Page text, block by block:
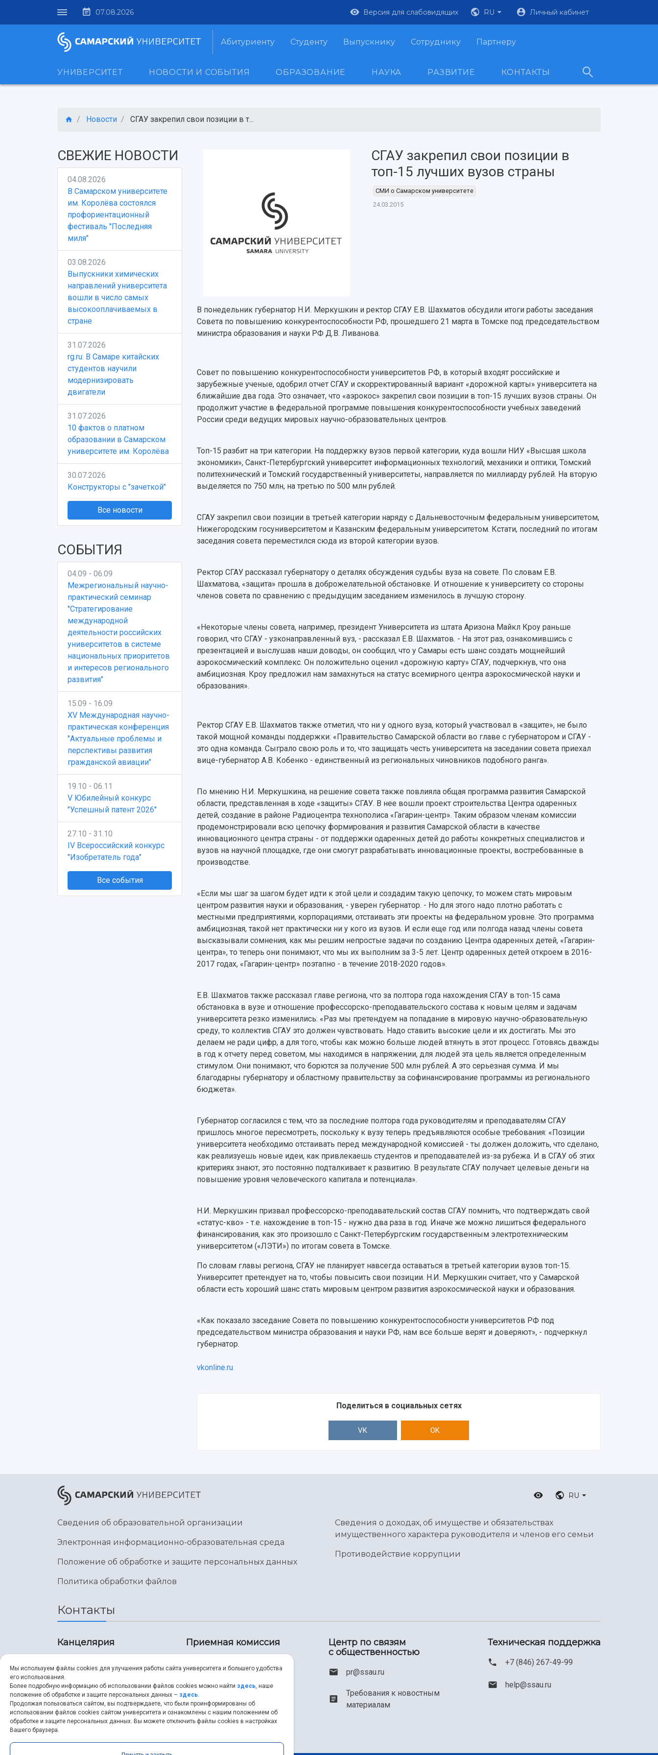
07.08.2026 Версия для слабовидящих RU Личный кабинет
Абитуриенту Студенту Выпускнику Сотруднику Партнеру
УНИВЕРСИТЕТ НОВОСТИ И СОБЫТИЯ ОБРАЗОВАНИЕ НАУКА РАЗВИТИЕ КОНТАКТЫ
Новости СГАУ закрепил свои позиции в т...
СВЕЖИЕ НОВОСТИ
04.08.2026
В Самарском университете
им. Королёва состоялся
профориентационный
фестиваль "Последняя
миля"
03.08.2026
Выпускники химических
направлений университета
вошли в число самых
высокооплачиваемых в
стране
31.07.2026
rg.ru: В Самаре китайских
студентов научили
модернизировать
двигатели
31.07.2026
10 фактов о платном
образовании в Самарском
университете им. Королёва
30.07.2026
Конструкторы с "зачеткой"
Все новости
СОБЫТИЯ
04.09 - 06.09
Межрегиональный научно-
практический семинар
"Стратегирование
международной
деятельности российских
университетов в системе
национальных приоритетов
и интересов регионального
развития"
15.09 - 16.09
XV Международная научно-
практическая конференция
"Актуальные проблемы и
перспективы развития
гражданской авиации"
19.10 - 06.11
V Юбилейный конкурс
"Успешный патент 2026"
27.10 - 31.10
IV Всероссийский конкурс
"Изобретатель года"
Все события
СГАУ закрепил свои позиции в
топ-15 лучших вузов страны
СМИ о Самарском университете
24.03.2015
В понедельник губернатор Н.И. Меркушкин и ректор СГАУ Е.В. Шахматов обсудили итоги работы заседания
Совета по повышению конкурентоспособности РФ, прошедшего 21 марта в Томске под председательством
министра образования и науки РФ Д.В. Ливанова.
Совет по повышению конкурентоспособности университетов РФ, в который входят российские и
зарубежные ученые, одобрил отчет СГАУ и скорректированный вариант «дорожной карты» университета на
ближайшие два года. Это означает, что «аэрокос» закрепил свои позиции в топ-15 лучших вузов страны. Он
продолжит участие в федеральной программе повышения конкурентоспособности учебных заведений
России среди ведущих мировых научно-образовательных центров.
Топ-15 разбит на три категории. На поддержку вузов первой категории, куда вошли НИУ «Высшая школа
экономики», Санкт-Петербургский университет информационных технологий, механики и оптики, Томский
политехнический и Томский государственный университеты, направляется по миллиарду рублей. На вторую
выделяется по 750 млн, на третью по 500 млн рублей.
СГАУ закрепил свои позиции в третьей категории наряду с Дальневосточным федеральным университетом,
Нижегородским госуниверситетом и Казанским федеральным университетом. Кстати, последний по итогам
заседания совета переместился сюда из второй категории вузов.
Ректор СГАУ рассказал губернатору о деталях обсуждения судьбы вуза на совете. По словам Е.В.
Шахматова, «защита» прошла в доброжелательной обстановке. И отношение к университету со стороны
членов совета по сравнению с предыдущим заседанием изменилось в лучшую сторону.
«Некоторые члены совета, например, президент Университета из штата Аризона Майкл Кроу раньше
говорил, что СГАУ - узконаправленный вуз, - рассказал Е.В. Шахматов. - На этот раз, ознакомившись с
презентацией и выслушав наши доводы, он сообщил, что у Самары есть шанс создать мощнейший
аэрокосмический комплекс. Он положительно оценил «дорожную карту» СГАУ, подчеркнув, что она
амбициозная. Кроу предложил нам замахнуться на статус всемирного центра аэрокосмической науки и
образования».
Ректор СГАУ Е.В. Шахматов также отметил, что ни у одного вуза, который участвовал в «защите», не было
такой мощной команды поддержки: «Правительство Самарской области во главе с губернатором и СГАУ -
это одна команда. Сыграло свою роль и то, что защищать честь университета на заседании совета приехал
вице-губернатор А.В. Кобенко - единственный из региональных чиновников подобного ранга».
По мнению Н.И. Меркушкина, на решение совета также повлияла общая программа развития Самарской
области, представленная в ходе «защиты» СГАУ. В нее вошли проект строительства Центра одаренных
детей, создание в районе Радиоцентра технополиса «Гагарин-центр». Таким образом членам комиссии
продемонстрировали всю цепочку формирования и развития Самарской области в качестве
инновационного центра страны - от поддержки одаренных детей до работы конкретных специалистов и
вузов на научной площадке, где они смогут разрабатывать инновационные проекты, востребованные в
производстве.
«Если мы шаг за шагом будет идти к этой цели и создадим такую цепочку, то можем стать мировым
центром развития науки и образования, - уверен губернатор. - Но для этого надо плотно работать с
местными предприятиями, корпорациями, отстаивать эти проекты на федеральном уровне. Это программа
амбициозная, такой нет практически ни у кого из вузов. И если еще год или полгода назад члены совета
высказывали сомнения, как мы решим непростые задачи по созданию Центра одаренных детей, «Гагарин-
центра», то теперь они понимают, что мы их выполним за 3-5 лет. Центр одаренных детей откроем в 2016-
2017 годах, «Гагарин-центр» поэтапно - в течение 2018-2020 годов».
Е.В. Шахматов также рассказал главе региона, что за полтора года нахождения СГАУ в топ-15 сама
обстановка в вузе и отношение профессорско-преподавательского состава к новым целям и задачам
университета резко изменились: «Раз мы претендуем на попадание в мировую научно-образовательную
среду, то коллектив СГАУ это должен чувствовать. Надо ставить высокие цели и их достигать. Мы это
делаем не ради цифр, а для того, чтобы как можно больше людей втянуть в этот процесс. Готовясь дважды
в год к отчету перед советом, мы находимся в напряжении, для людей эта цель является определенным
стимулом. Они понимают, что борются за получение 500 млн рублей. А это серьезная сумма. И мы
благодарны губернатору и областному правительству за софинансирование программы из регионального
бюджета».
Губернатор согласился с тем, что за последние полтора года руководителям и преподавателям СГАУ
пришлось многое пересмотреть, поскольку к вузу теперь предъявляются особые требования: «Позиции
университета необходимо отстаивать перед международной комиссией - ты должен доложить, что сделано,
как реализуешь новые идеи, как привлекаешь студентов и преподавателей из-за рубежа. И в СГАУ об этих
критериях знают, это постоянно подталкивает к развитию. В результате СГАУ получает целевые деньги на
повышение уровня человеческого капитала и потенциала».
Н.И. Меркушкин призвал профессорско-преподавательский состав СГАУ помнить, что подтверждать свой
«статус-кво» - т.е. нахождение в топ-15 - нужно два раза в год. Иначе же можно лишиться федерального
финансирования, как это произошло с Санкт-Петербургским государственным электротехническим
университетом («ЛЭТИ») по итогам совета в Томске.
По словам главы региона, СГАУ не планирует навсегда оставаться в третьей категории вузов топ-15.
Университет претендует на то, чтобы повысить свои позиции. Н.И. Меркушкин считает, что у Самарской
области есть хороший шанс стать мировым центром развития аэрокосмической науки и образования.
«Как показало заседание Совета по повышению конкурентоспособности университетов РФ под
председательством министра образования и науки РФ, нам все больше верят и доверяют», - подчеркнул
губернатор.
vkonline.ru
Поделиться в социальных сетях
VK OK
RU
Сведения об образовательной организации
Электронная информационно-образовательная среда
Положение об обработке и защите персональных данных
Политика обработки файлов
Сведения о доходах, об имуществе и обязательствах
имущественного характера руководителя и членов его семьи
Противодействие коррупции
Контакты
Канцелярия
8 (846) 267-43-70
ssau@ssau.ru
Приемная комиссия
8 (846) 267-48-67
priem@ssau.ru
Центр по связям
с общественностью
pr@ssau.ru
Требования к новостным
материалам
Техническая поддержка
+7 (846) 267-49-99
help@ssau.ru
Мы используем файлы cookies для улучшения работы сайта университета и большего удобства
его использования.
Более подробную информацию об использовании файлов cookies можно найти здесь, наше
положение об обработке и защите персональных данных – здесь.
Продолжая пользоваться сайтом, вы подтверждаете, что были проинформированы об
использовании файлов cookies сайтом университета и ознакомлены с нашим положением об
обработке и защите персональных данных. Вы можете отключить файлы cookies в настройках
Вашего браузера.